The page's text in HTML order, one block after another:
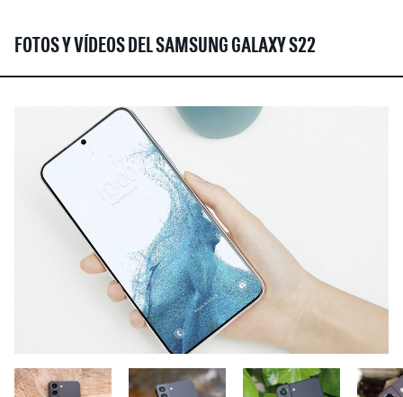
FOTOS Y VÍDEOS DEL SAMSUNG GALAXY S22